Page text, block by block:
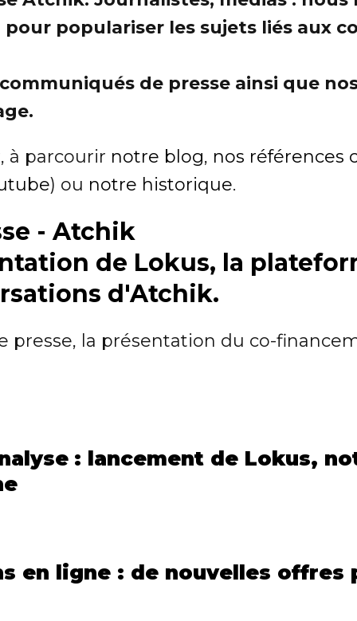
populariser les sujets liés aux
de presse ainsi que
à parcourir notre blog, nos références
) ou notre historique.
- Atchik
de Lokus, la
d'Atchik.
la présentation du co-
: lancement de Lokus,
en ligne : de nouvelles